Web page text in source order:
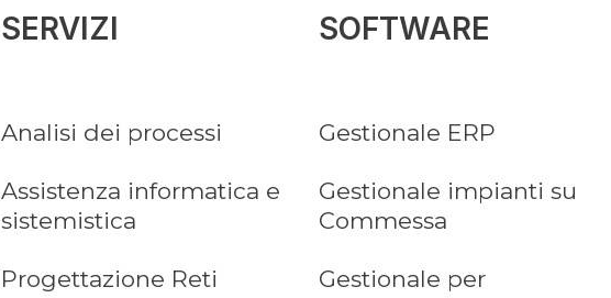
SERVIZI
Analisi dei processi
Assistenza informatica e
sistemistica
Progettazione Reti
SOFTWARE
Gestionale ERP
Gestionale impianti su
Commessa
Gestionale per